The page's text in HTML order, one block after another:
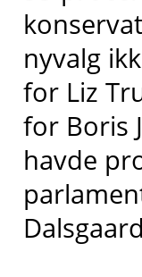
nyvalg
for Liz
for Boris
havde